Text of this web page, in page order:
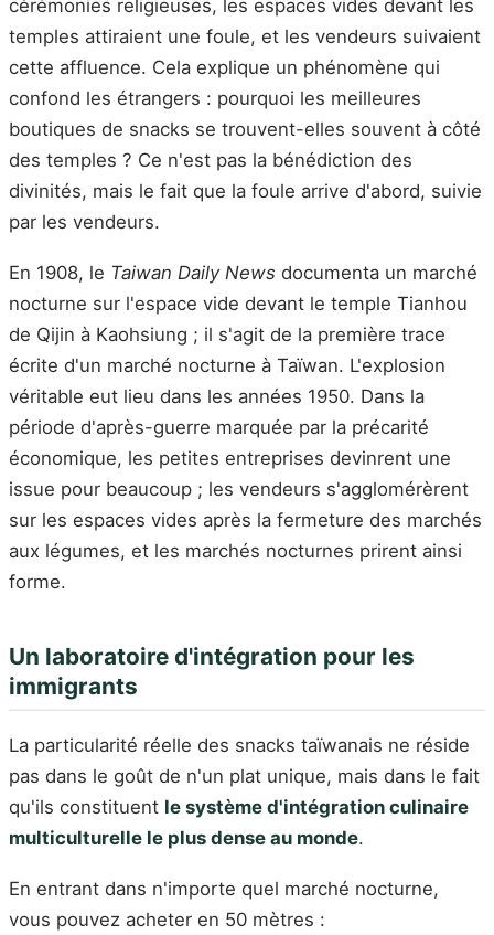
cérémonies religieuses, les espaces vides devant les
temples attiraient une foule, et les vendeurs suivaient
cette affluence. Cela explique un phénomène qui
confond les étrangers : pourquoi les meilleures
boutiques de snacks se trouvent-elles souvent à côté
des temples ? Ce n'est pas la bénédiction des
divinités, mais le fait que la foule arrive d'abord, suivie
par les vendeurs.
En 1908, le Taiwan Daily News documenta un marché
nocturne sur l'espace vide devant le temple Tianhou
de Qijin à Kaohsiung ; il s'agit de la première trace
écrite d'un marché nocturne à Taïwan. L'explosion
véritable eut lieu dans les années 1950. Dans la
période d'après-guerre marquée par la précarité
économique, les petites entreprises devinrent une
issue pour beaucoup ; les vendeurs s'agglomérèrent
sur les espaces vides après la fermeture des marchés
aux légumes, et les marchés nocturnes prirent ainsi
forme.
Un laboratoire d'intégration pour les
immigrants
La particularité réelle des snacks taïwanais ne réside
pas dans le goût de n'un plat unique, mais dans le fait
qu'ils constituent le système d'intégration culinaire
multiculturelle le plus dense au monde.
En entrant dans n'importe quel marché nocturne,
vous pouvez acheter en 50 mètres :